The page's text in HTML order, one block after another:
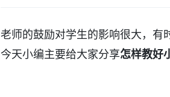
老师的鼓励对学生的影响很大，有
今天小编主要给大家分享怎样教好